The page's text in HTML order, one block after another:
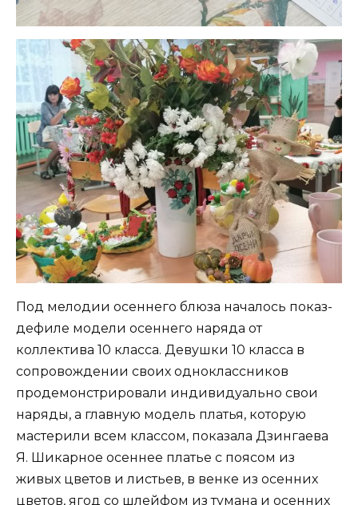
Под мелодии осеннего блюза началось показ-
дефиле модели осеннего наряда от
коллектива 10 класса. Девушки 10 класса в
сопровождении своих одноклассников
продемонстрировали индивидуально свои
наряды, а главную модель платья, которую
мастерили всем классом, показала Дзингаева
Я. Шикарное осеннее платье с поясом из
живых цветов и листьев, в венке из осенних
цветов, ягод со шлейфом из тумана и осенних